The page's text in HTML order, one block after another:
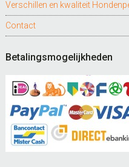
Verschillen en kwaliteit
Contact
Betalingsmogelijkheden